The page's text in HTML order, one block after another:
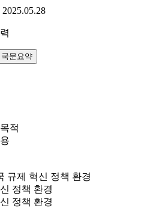
2025.05.28
국문요약
적
규제 혁신 정책 환경
정책 환경
정책 환경